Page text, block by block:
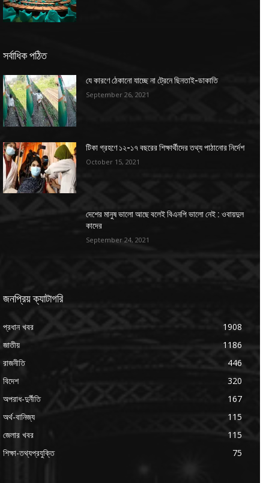
সর্বাধিক পঠিত
যে কারণে ঠেকানো যাচ্ছে না ট্রেনে ছিনতাই-ডাকাতি
September 26, 2021
টিকা গ্রহণে ১২-১৭ বছরের শিক্ষার্থীদের তথ্য পাঠানোর নির্দেশ
October 15, 2021
দেশের মানুষ ভালো আছে বলেই বিএনপি ভালো নেই : ওবায়দুল
কাদের
September 24, 2021
জনপ্রিয় ক্যাটাগরি
প্রধান খবর
1908
জাতীয়
1186
রাজনীতি
446
বিদেশ
320
অপরাধ-দুর্নীতি
167
অর্থ-বানিজ্য
115
জেলার খবর
115
শিক্ষা-তথ্যপ্রযুক্তি
75